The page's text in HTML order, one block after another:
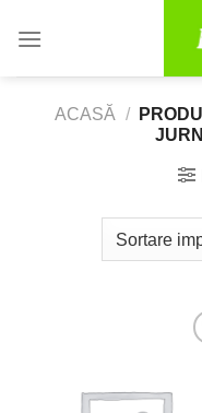
ACASĂ /